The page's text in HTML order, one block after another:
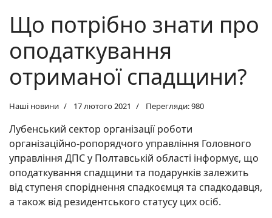
Що потрібно знати про
оподаткування
отриманої спадщини?
Наші новини 17 лютого 2021 Перегляди: 980
Лубенський сектор організації роботи
організаційно-ропорядчого управління Головного
управління ДПС у Полтавській області інформує, що
оподаткування спадщини та подарунків залежить
від ступеня споріднення спадкоємця та спадкодавця,
а також від резидентського статусу цих осіб.